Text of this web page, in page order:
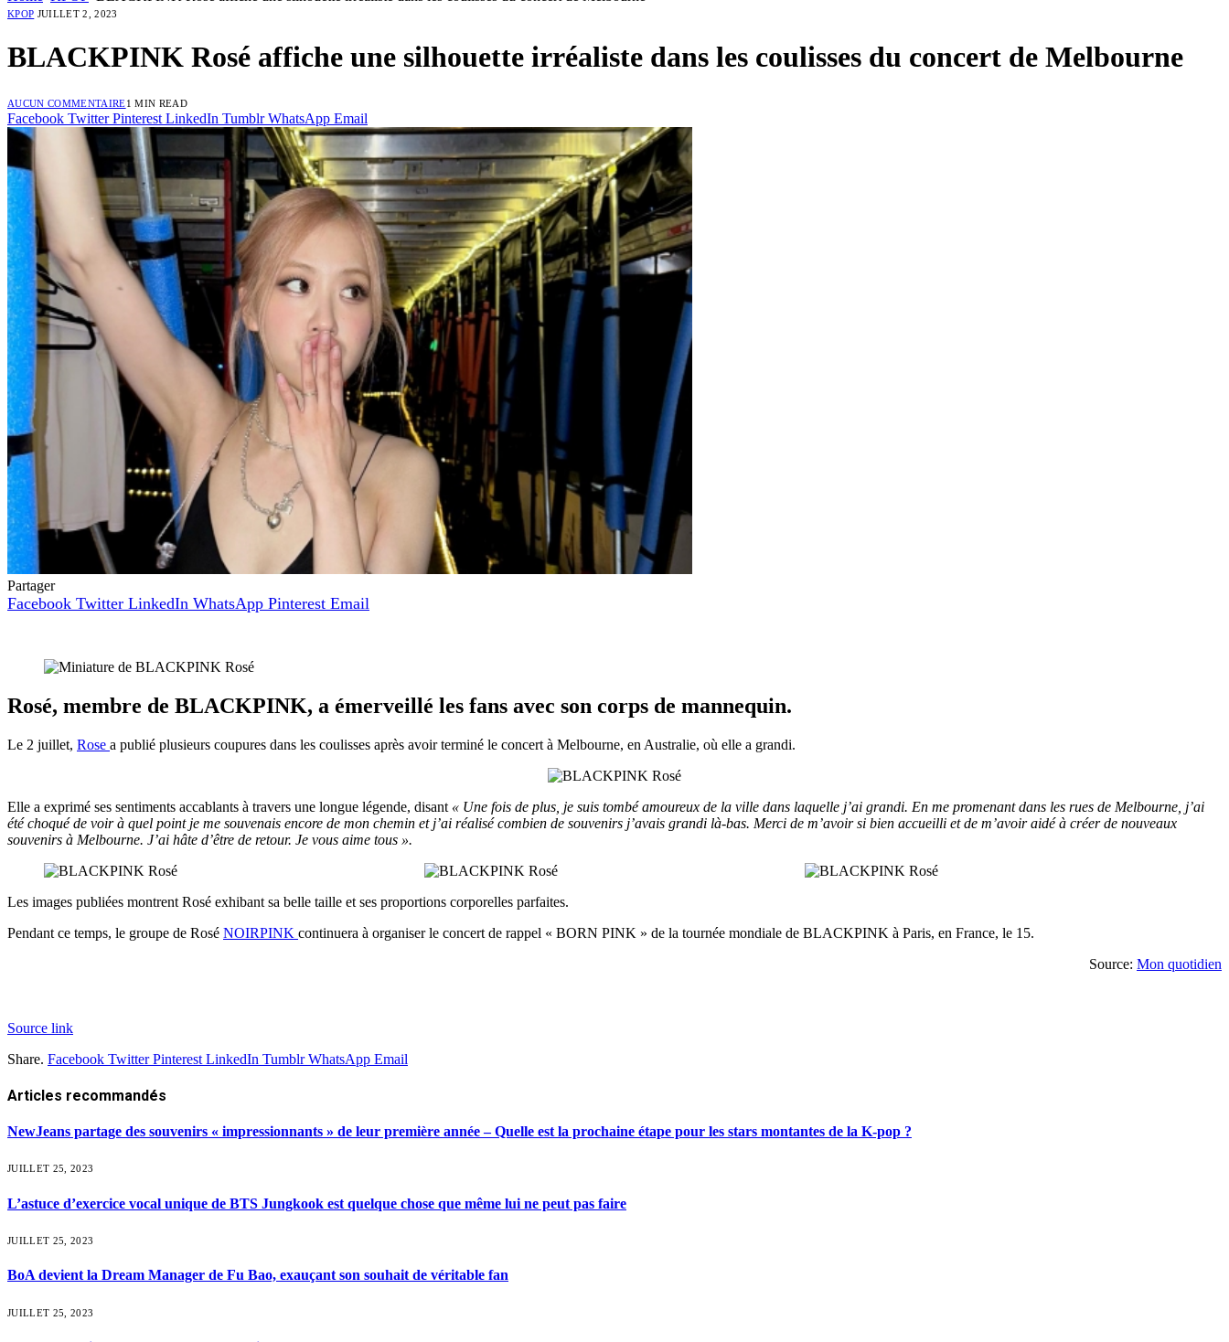
KPOP JUILLET 2, 2023
BLACKPINK Rosé affiche une silhouette irréaliste dans les coulisses du concert de Melbourne
AUCUN COMMENTAIRE1 MIN READ
Facebook Twitter Pinterest LinkedIn Tumblr WhatsApp Email
Partager
Facebook Twitter LinkedIn WhatsApp Pinterest Email
Rosé, membre de BLACKPINK, a émerveillé les fans avec son corps de mannequin.
Le 2 juillet, Rose a publié plusieurs coupures dans les coulisses après avoir terminé le concert à Melbourne, en Australie, où elle a grandi.
Elle a exprimé ses sentiments accablants à travers une longue légende, disant « Une fois de plus, je suis tombé amoureux de la ville dans laquelle j’ai grandi. En me promenant dans les rues de Melbourne, j’ai
été choqué de voir à quel point je me souvenais encore de mon chemin et j’ai réalisé combien de souvenirs j’avais grandi là-bas. Merci de m’avoir si bien accueilli et de m’avoir aidé à créer de nouveaux
souvenirs à Melbourne. J’ai hâte d’être de retour. Je vous aime tous ».
Les images publiées montrent Rosé exhibant sa belle taille et ses proportions corporelles parfaites.
Pendant ce temps, le groupe de Rosé NOIRPINK continuera à organiser le concert de rappel « BORN PINK » de la tournée mondiale de BLACKPINK à Paris, en France, le 15.
Source: Mon quotidien
Source link
Share. Facebook Twitter Pinterest LinkedIn Tumblr WhatsApp Email
Articles recommandés
NewJeans partage des souvenirs « impressionnants » de leur première année – Quelle est la prochaine étape pour les stars montantes de la K-pop ?
JUILLET 25, 2023
L’astuce d’exercice vocal unique de BTS Jungkook est quelque chose que même lui ne peut pas faire
JUILLET 25, 2023
BoA devient la Dream Manager de Fu Bao, exauçant son souhait de véritable fan
JUILLET 25, 2023